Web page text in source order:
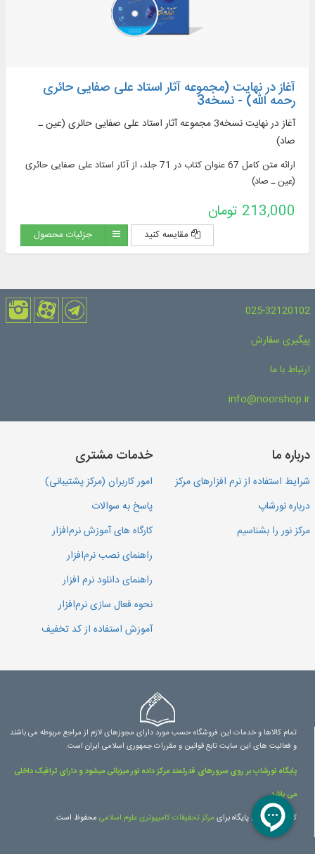
آغاز در نهایت (مجموعه آثار استاد علی صفایی حائری
رحمه الله) - نسخه3
آغاز در نهایت نسخه3 مجموعه آثار استاد علی صفایی حائری (عین ـ
صاد)
ارائه متن کامل 67 عنوان کتاب در 71 جلد، از آثار استاد علی صفایی حائری
(عین ـ صاد)
213,000 تومان
مقایسه کنید جزئیات محصول
025-32120102
پیگیری سفارش
ارتباط با ما
info@noorshop.ir
درباره ما
شرایط استفاده از نرم افزارهای مرکز
درباره نورشاپ
مرکز نور را بشناسیم
خدمات مشتری
امور کاربران (مرکز پشتیبانی)
پاسخ به سوالات
کارگاه های آموزش نرم‌افزار
راهنمای نصب نرم‌افزار
راهنمای دانلود نرم افزار
نحوه فعال سازی نرم‌افزار
آموزش استفاده از کد تخفیف
تمام کالاها و خدمات این فروشگاه حسب مورد دارای مجوزهای لازم از مراجع مربوطه می باشند
و فعالیت های این سایت تابع قوانین و مقررات جمهوری اسلامی ایران است.
پایگاه نورشاپ بر روی سرورهای قدرتمند مرکز داده نور میزبانی میشود و دارای ترافیک داخلی
می باشد.
کلیه حقوق این پایگاه برای مرکز تحقیقات کامپیوتری علوم اسلامی محفوظ است.